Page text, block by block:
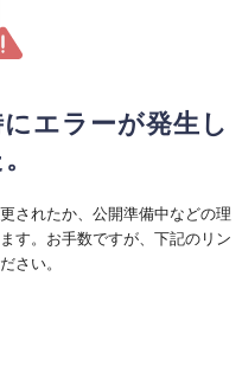
エラーが発生し
されたか、公開準備中などの理
す。お手数ですが、下記のリン
さい。